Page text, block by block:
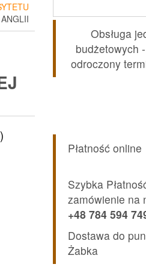
Obsługa
budżetowych
odroczony
Płatność online
Szybka
zamówienie na
+48 784 594
Dostawa do
Żabka